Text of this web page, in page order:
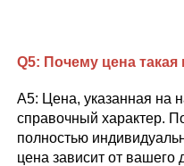
Q5: Почему цена такая
A5: Цена, указанная на
справочный характер.
полностью
цена зависит от вашего